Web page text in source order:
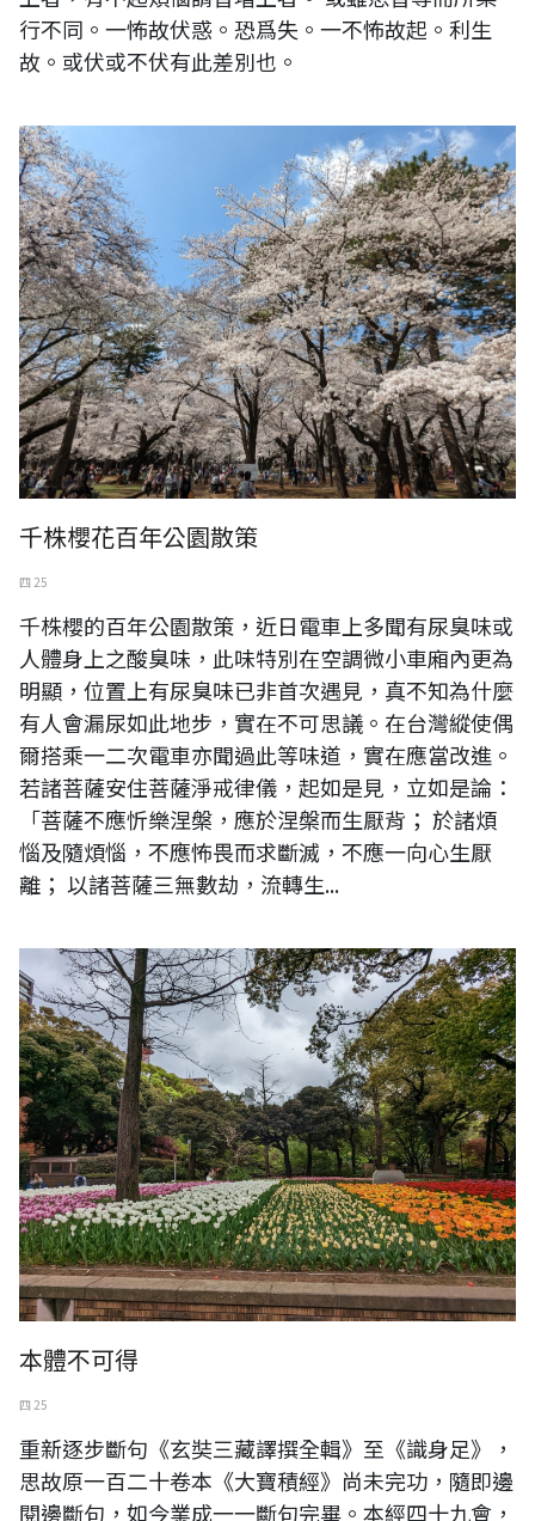
行不同。一怖故伏惑。恐爲失。一不怖故起。利生
故。或伏或不伏有此差別也。
日本琦玉公園千株櫻花一景
千株櫻花百年公園散策
四 25
千株櫻的百年公園散策，近日電車上多聞有尿臭味或
人體身上之酸臭味，此味特別在空調微小車廂內更為
明顯，位置上有尿臭味已非首次遇見，真不知為什麼
有人會漏尿如此地步，實在不可思議。在台灣縱使偶
爾搭乘一二次電車亦聞過此等味道，實在應當改進。
若諸菩薩安住菩薩淨戒律儀，起如是見，立如是論：
「菩薩不應忻樂涅槃，應於涅槃而生厭背； 於諸煩
惱及隨煩惱，不應怖畏而求斷滅，不應一向心生厭
離； 以諸菩薩三無數劫，流轉生...
圖片說明：日本橫濱公園一景。
本體不可得
四 25
重新逐步斷句《玄奘三藏譯撰全輯》至《識身足》，
思故原一百二十卷本《大寶積經》尚未完功，隨即邊
閱邊斷句，如今業成一一斷句完畢。本經四十九會，